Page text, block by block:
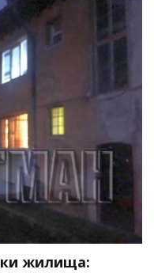
жилища: